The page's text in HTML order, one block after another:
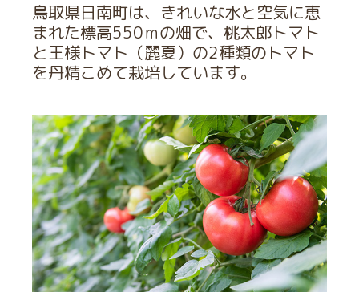
お買い物を続ける カートへ進む
鳥取県日南町は、きれいな水と空気に恵
まれた標高550ｍの畑で、桃太郎トマト
と王様トマト（麗夏）の2種類のトマト
を丹精こめて栽培しています。